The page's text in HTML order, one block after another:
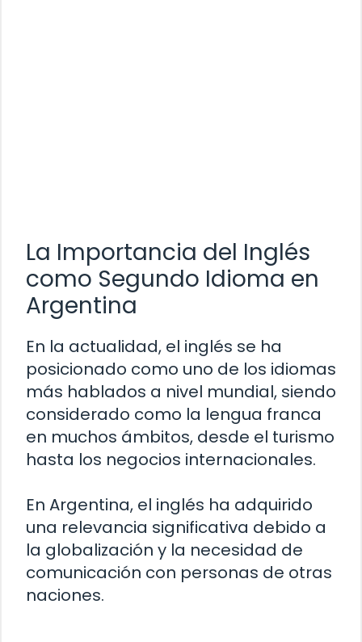
La Importancia del Inglés
como Segundo Idioma en
Argentina
En la actualidad, el inglés se ha
posicionado como uno de los idiomas
más hablados a nivel mundial, siendo
considerado como la lengua franca
en muchos ámbitos, desde el turismo
hasta los negocios internacionales.
En Argentina, el inglés ha adquirido
una relevancia significativa debido a
la globalización y la necesidad de
comunicación con personas de otras
naciones.